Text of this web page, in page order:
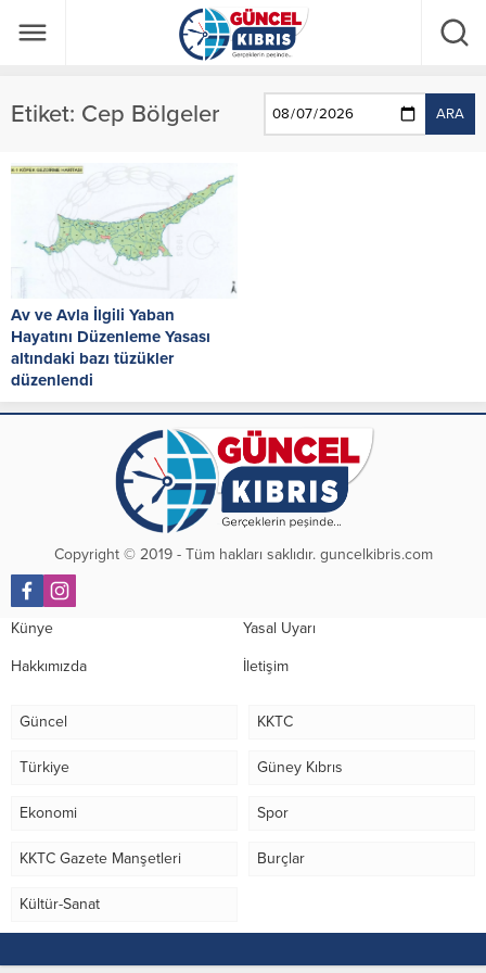
Etiket: Cep Bölgeler ARA
Av ve Avla İlgili Yaban
Hayatını Düzenleme Yasası
altındaki bazı tüzükler
düzenlendi
Av ve Avla İlgili Yaban Hayatını
Bölgeler” ve “Ava Kapalı
Copyright © 2019 - Tüm hakları saklıdır. guncelkibris.com
Künye Yasal Uyarı
Hakkımızda İletişim
Güncel KKTC
Türkiye Güney Kıbrıs
Ekonomi Spor
KKTC Gazete Manşetleri Burçlar
Kültür-Sanat